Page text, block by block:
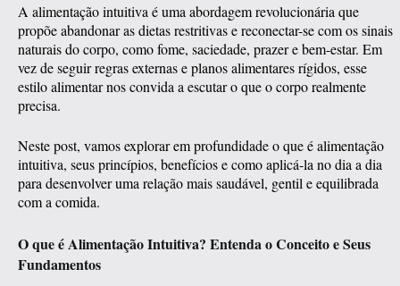
A alimentação intuitiva é uma abordagem revolucionária que
propõe abandonar as dietas restritivas e reconectar-se com os sinais
naturais do corpo, como fome, saciedade, prazer e bem-estar. Em
vez de seguir regras externas e planos alimentares rígidos, esse
estilo alimentar nos convida a escutar o que o corpo realmente
precisa.
Neste post, vamos explorar em profundidade o que é alimentação
intuitiva, seus princípios, benefícios e como aplicá-la no dia a dia
para desenvolver uma relação mais saudável, gentil e equilibrada
com a comida.
O que é Alimentação Intuitiva? Entenda o Conceito e Seus
Fundamentos